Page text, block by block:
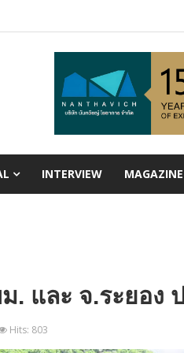
INTERVIEW MAGAZINE
. และ จ.ระยอง
Hits: 803